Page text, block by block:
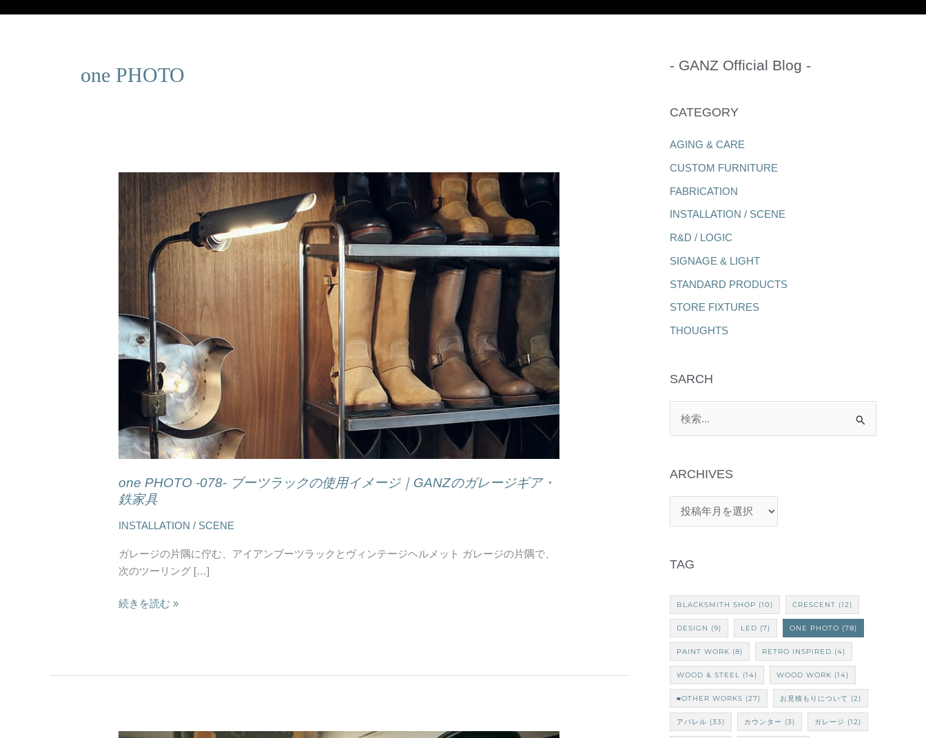
one PHOTO
one PHOTO -078- ブーツラックの使用イメージ｜GANZのガレージギア・
鉄家具
INSTALLATION / SCENE
ガレージの片隅に佇む、アイアンブーツラックとヴィンテージヘルメット ガレージの片隅で、
次のツーリング […]
one
PHOTO
-078-
ク
の
使
ジ
｜
の
ガ
レ
ジ
ギ
鉄
続きを読む »
- GANZ Official Blog -
CATEGORY
AGING & CARE
CUSTOM FURNITURE
FABRICATION
INSTALLATION / SCENE
R&D / LOGIC
SIGNAGE & LIGHT
STANDARD PRODUCTS
STORE FIXTURES
THOUGHTS
SARCH
TAG
BLACKSMITH SHOP (10) CRESCENT (12)
DESIGN (9) LED (7) ONE PHOTO (78)
PAINT WORK (8) RETRO INSPIRED (4)
WOOD & STEEL (14) WOOD WORK (14)
■OTHER WORKS (27) お見積もりについて (2)
アパレル (33) カウンター (3) ガレージ (12)